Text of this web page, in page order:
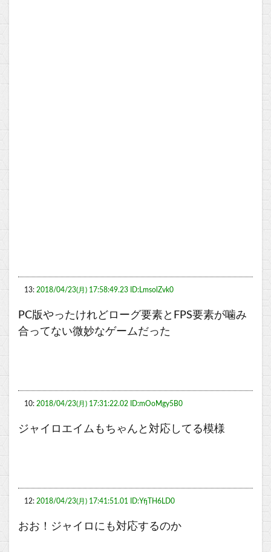
13: 2018/04/23(月) 17:58:49.23 ID:LmsolZvk0
PC版やったけれどローグ要素とFPS要素が噛み
合ってない微妙なゲームだった
10: 2018/04/23(月) 17:31:22.02 ID:mOoMgy5B0
ジャイロエイムもちゃんと対応してる模様
12: 2018/04/23(月) 17:41:51.01 ID:YfjTH6LD0
おお！ジャイロにも対応するのか